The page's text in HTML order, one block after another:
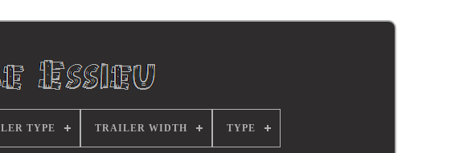
TYPE TRAILER WIDTH TYPE